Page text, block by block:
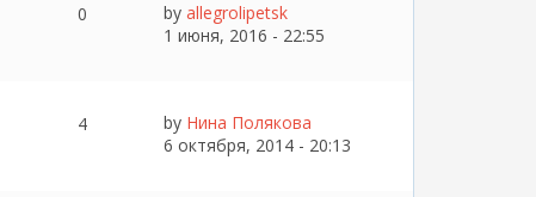
0 by allegrolipetsk
1 июня, 2016 - 22:55
4 by Нина Полякова
6 октября, 2014 - 20:13